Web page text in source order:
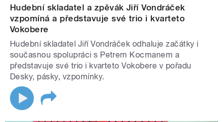
Hudební skladatel a zpěvák Jiří Vondráček
vzpomíná a představuje své trio i kvarteto
Vokobere
Hudební skladatel Jiří Vondráček odhaluje začátky i
současnou spolupráci s Petrem Kocmanem a
představuje své trio i kvarteto Vokobere v pořadu
Desky, pásky, vzpomínky.